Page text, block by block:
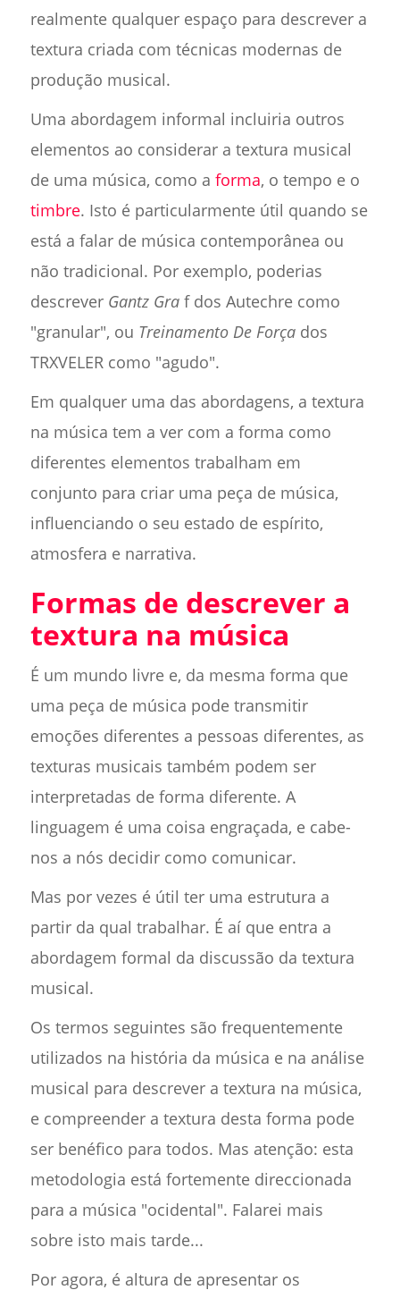
realmente qualquer espaço para descrever a
textura criada com técnicas modernas de
produção musical.
Uma abordagem informal incluiria outros
elementos ao considerar a textura musical
de uma música, como a forma, o tempo e o
timbre. Isto é particularmente útil quando se
está a falar de música contemporânea ou
não tradicional. Por exemplo, poderias
descrever Gantz Graf dos Autechre como
"granular", ou Treinamento De Forçados
TRXVELER como "agudo".
Em qualquer uma das abordagens, a textura
na música tem a ver com a forma como
diferentes elementos trabalham em
conjunto para criar uma peça de música,
influenciando o seu estado de espírito,
atmosfera e narrativa.
Formas de descrever a
textura na música
É um mundo livre e, da mesma forma que
uma peça de música pode transmitir
emoções diferentes a pessoas diferentes, as
texturas musicais também podem ser
interpretadas de forma diferente. A
linguagem é uma coisa engraçada, e cabe-
nos a nós decidir como comunicar.
Mas por vezes é útil ter uma estrutura a
partir da qual trabalhar. É aí que entra a
abordagem formal da discussão da textura
musical.
Os termos seguintes são frequentemente
utilizados na história da música e na análise
musical para descrever a textura na música,
e compreender a textura desta forma pode
ser benéfico para todos. Mas atenção: esta
metodologia está fortemente direccionada
para a música "ocidental". Falarei mais
sobre isto mais tarde...
Por agora, é altura de apresentar os